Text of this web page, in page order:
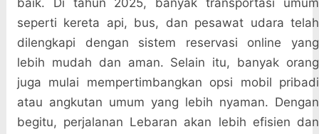
baik. Di tahun 2025, banyak transportasi umum
seperti kereta api, bus, dan pesawat udara telah
dilengkapi dengan sistem reservasi online yang
lebih mudah dan aman. Selain itu, banyak orang
juga mulai mempertimbangkan opsi mobil pribadi
atau angkutan umum yang lebih nyaman. Dengan
begitu, perjalanan Lebaran akan lebih efisien dan